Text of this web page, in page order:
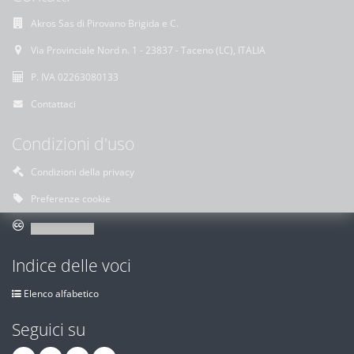
Akros Sas di Pirovano Brigida e C.
Via Provinciale Nord n. 1 - 23837 - Taceno (LC), ITALIA
P. IVA 02263080133
Contattaci
Condizioni d'uso
Condizioni della privacy
Preferenze cookie
Indice delle voci
Elenco alfabetico
Seguici su